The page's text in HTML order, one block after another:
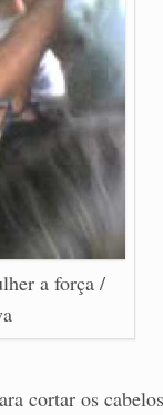
a força /
cortar os